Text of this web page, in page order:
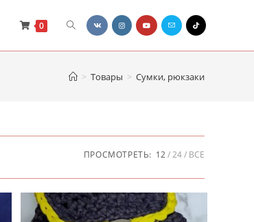
0
> Товары > Сумки, рюкзаки
ПРОСМОТРЕТЬ: 12 24 ВСЕ